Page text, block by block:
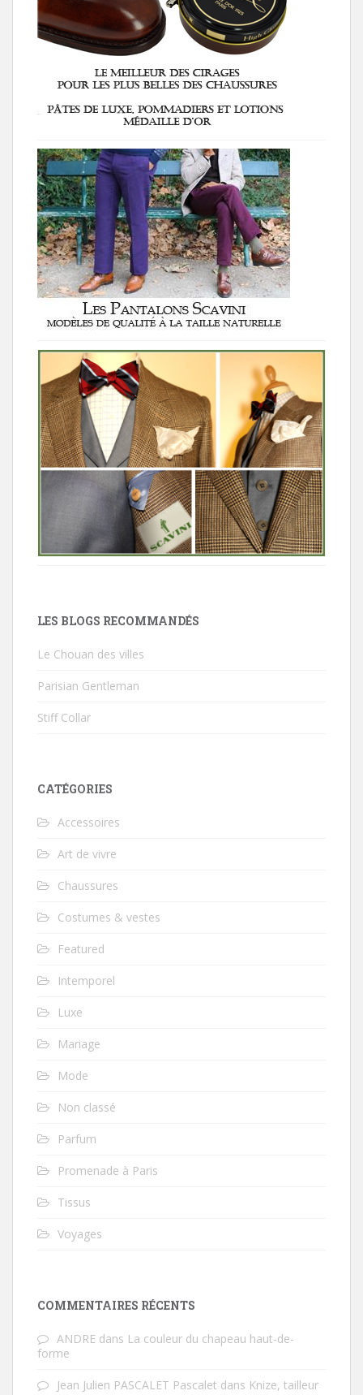
LES BLOGS RECOMMANDÉS
Le Chouan des villes
Parisian Gentleman
Stiff Collar
CATÉGORIES
Accessoires
Art de vivre
Chaussures
Costumes & vestes
Featured
Intemporel
Luxe
Mariage
Mode
Non classé
Parfum
Promenade à Paris
Tissus
Voyages
COMMENTAIRES RÉCENTS
ANDRE dans La couleur du chapeau haut-de-
forme
Jean Julien PASCALET Pascalet dans Knize, tailleur